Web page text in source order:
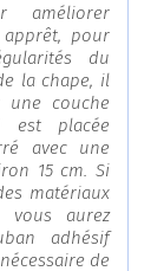
améliorer
pour
du
la chape, il
une couche
est placée
avec une
15 cm. Si
matériaux
vous aurez
adhésif
de